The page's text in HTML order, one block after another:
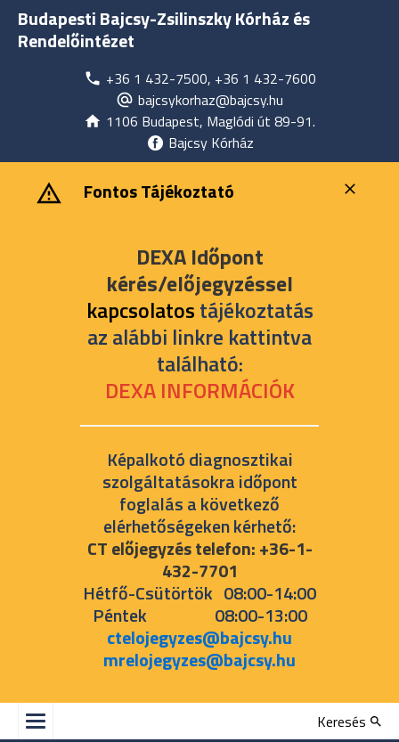
Budapesti Bajcsy-Zsilinszky Kórház és
Rendelőintézet
+36 1 432-7500, +36 1 432-7600
bajcsykorhaz@bajcsy.hu
1106 Budapest, Maglódi út 89-91.
Bajcsy Kórház
‎ ‎Fontos Tájékoztató
DEXA Időpont
kérés/előjegyzéssel
kapcsolatostájékoztatás
az alábbi linkre kattintva
található:
DEXA INFORMÁCIÓK
Képalkotó diagnosztikai
szolgáltatásokra időpont
foglalás a következő
elérhetőségeken kérhető:
CT előjegyzés telefon: +36-1-
432-7701
Hétfő-Csütörtök 08:00-14:00
Péntek 08:00-13:00
ctelojegyzes@bajcsy.hu
mrelojegyzes@bajcsy.hu
Keresés